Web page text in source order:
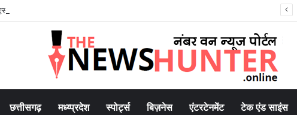
योजनाओं का प्रचार पंचायत स्तर तक होगा, मंत्री ने दिए निर्देश
छत्तीसगढ़ मध्य्प्रदेश स्पोर्ट्स बिज़नेस एंटरटेनमेंट टेक एंड साइंस